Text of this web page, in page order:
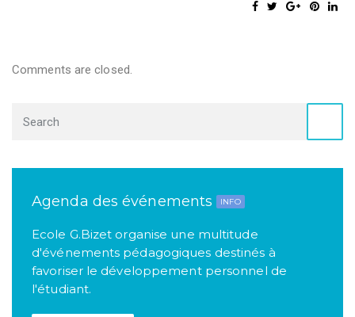
Comments are closed.
Agenda des événements INFO
Ecole G.Bizet organise une multitude
d'événements pédagogiques destinés à
favoriser le développement personnel de
l'étudiant.